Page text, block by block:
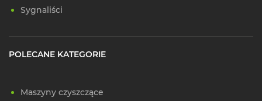
Sygnaliści
POLECANE KATEGORIE
Maszyny czyszczące